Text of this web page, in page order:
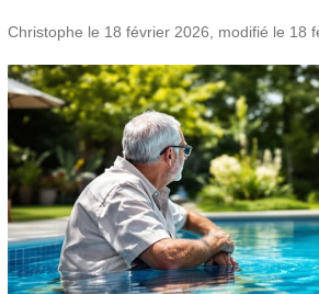
Christophe le 18 février 2026, modifié le 18